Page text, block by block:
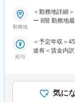
【働き方】
をしながら働
・残業時間は
定量の数値目
務と向き合う
【概要/採用背
・同社は調剤
の増加）やマ
略の見直しが
【業務内容】
勤務地
＜勤務地詳細
ー 8階 勤務地
給与
＜予定年収＞
途有＜賃金内
給)賃金はあく
能性がありま
気に